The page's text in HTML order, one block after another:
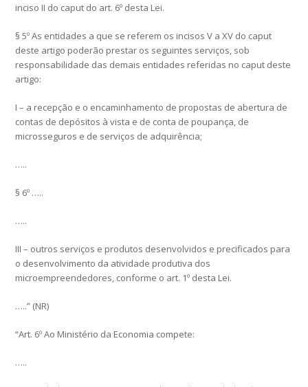
inciso II do caput do art. 6º desta Lei.
§ 5º As entidades a que se referem os incisos V a XV do caput
deste artigo poderão prestar os seguintes serviços, sob
responsabilidade das demais entidades referidas no caput deste
artigo:
I – a recepção e o encaminhamento de propostas de abertura de
contas de depósitos à vista e de conta de poupança, de
microsseguros e de serviços de adquirência;
…..
§ 6º …..
…..
III – outros serviços e produtos desenvolvidos e precificados para
o desenvolvimento da atividade produtiva dos
microempreendedores, conforme o art. 1º desta Lei.
…..” (NR)
“Art. 6º Ao Ministério da Economia compete:
…..